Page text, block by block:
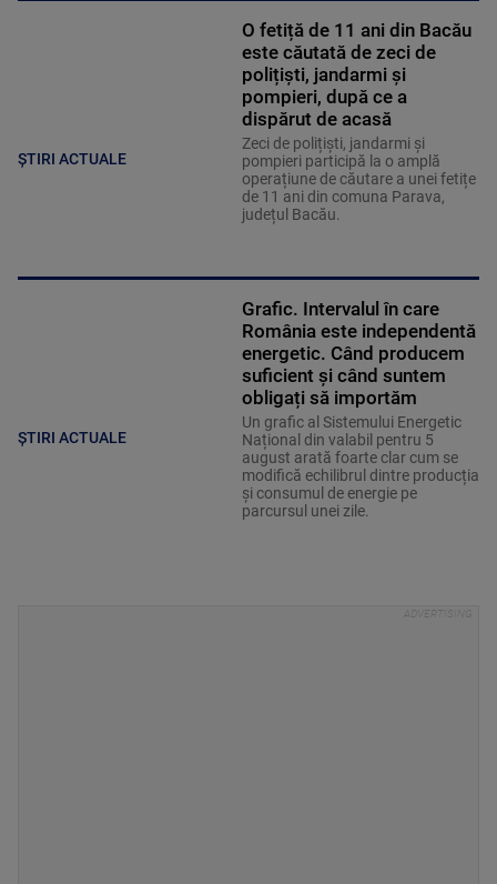
ȘTIRI ACTUALE
O fetiță de 11 ani din Bacău
este căutată de zeci de
polițiști, jandarmi și
pompieri, după ce a
dispărut de acasă
Zeci de polițiști, jandarmi și
pompieri participă la o amplă
operațiune de căutare a unei fetițe
de 11 ani din comuna Parava,
județul Bacău.
ȘTIRI ACTUALE
Grafic. Intervalul în care
România este independentă
energetic. Când producem
suficient și când suntem
obligați să importăm
Un grafic al Sistemului Energetic
Național din valabil pentru 5
august arată foarte clar cum se
modifică echilibrul dintre producția
și consumul de energie pe
parcursul unei zile.